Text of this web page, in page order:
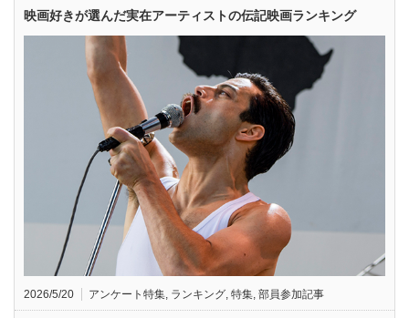
映画好きが選んだ実在アーティストの伝記映画ランキング
2026/5/20 アンケート特集 ランキング 特集 部員参加記事